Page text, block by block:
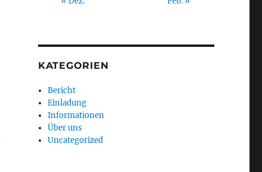
KATEGORIEN
Bericht
Einladung
Informationen
Über uns
Uncategorized